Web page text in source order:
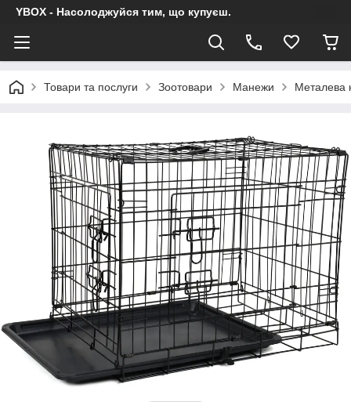
YBOX - Насолоджуйся тим, що купуєш.
Товари та послуги Зоотовари Манежи Металева